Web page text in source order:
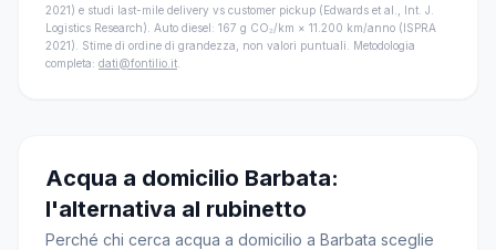
2021) e studi last-mile delivery vs customer pickup (Edwards et al., Int. J.
Logistics Research). Auto diesel: 167 g CO₂/km × 11.200 km/anno (ISPRA
2021). Stime di ordine di grandezza, non valori puntuali. Metodologia
completa: dati@fontilio.it
Acqua a domicilio Barbata:
l'alternativa al rubinetto
Perché chi cerca acqua a domicilio a Barbata sceglie